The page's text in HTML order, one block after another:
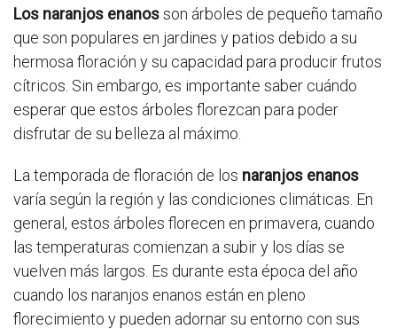
Los naranjos enanosson árboles de pequeño tamaño
que son populares en jardines y patios debido a su
hermosa floración y su capacidad para producir frutos
cítricos. Sin embargo, es importante saber cuándo
esperar que estos árboles florezcan para poder
disfrutar de su belleza al máximo.
La temporada de floración de los naranjos enanos
varía según la región y las condiciones climáticas. En
general, estos árboles florecen en primavera, cuando
las temperaturas comienzan a subir y los días se
vuelven más largos. Es durante esta época del año
cuando los naranjos enanos están en pleno
florecimiento y pueden adornar su entorno con sus